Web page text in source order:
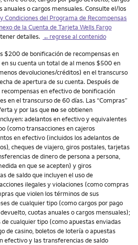
anuales o cargos mensuales. Consulte el/los
Condiciones del Programa de Recompensas
de la Cuenta de Tarjeta Wells Fargo
detalles. ←regrese al contenido
$200 de bonificación de recompensas en
su cuenta un total de al menos $500 en
devoluciones/créditos) en el transcurso
de apertura de su cuenta. Después de
en efectivo de bonificación
en el transcurso de 60 días. Las “Compras”
y por las quenose obtienen
adelantos en efectivo y equivalentes
(como transacciones en cajeros
en efectivo (incluidos los adelantos de
cheques de viajero, giros postales, tarjetas
de dinero de persona a persona,
en que se acepten) y giros
de saldo que incluyen el uso de
ilegales y violaciones (como compras
que violen los términos de sus
de cualquier tipo (como cargos por pago
cuotas anuales o cargos mensuales);
cualquier tipo (como apuestas enviadas
de casino, boletos de lotería o apuestas
efectivo y las transferencias de saldo